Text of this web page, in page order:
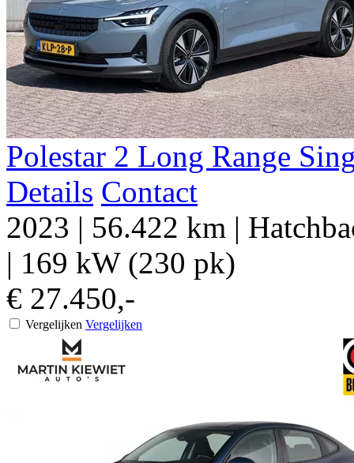
Polestar 2 Long Range
Details Contact
2023 | 56.422 km |
| 169 kW (230 pk)
€ 27.450,-
Vergelijken Vergelijken